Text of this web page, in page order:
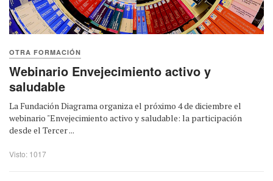
OTRA FORMACIÓN
Webinario Envejecimiento activo y
saludable
La Fundación Diagrama organiza el próximo 4 de diciembre el
webinario "Envejecimiento activo y saludable: la participación
desde el Tercer ...
Visto: 1017